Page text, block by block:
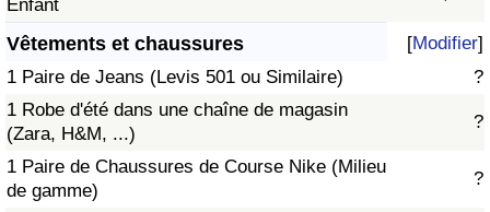
Enfant
Vêtements et chaussures [Modifier]
1 Paire de Jeans (Levis 501 ou Similaire)
?
1 Robe d'été dans une chaîne de magasin
(Zara, H&M, ...)
?
1 Paire de Chaussures de Course Nike (Milieu
de gamme)
?